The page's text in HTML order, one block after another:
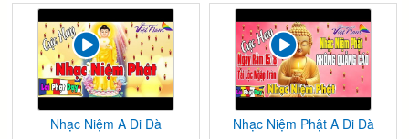
Nhạc Niệm A Di Đà Nhạc Niệm Phật A Di Đà